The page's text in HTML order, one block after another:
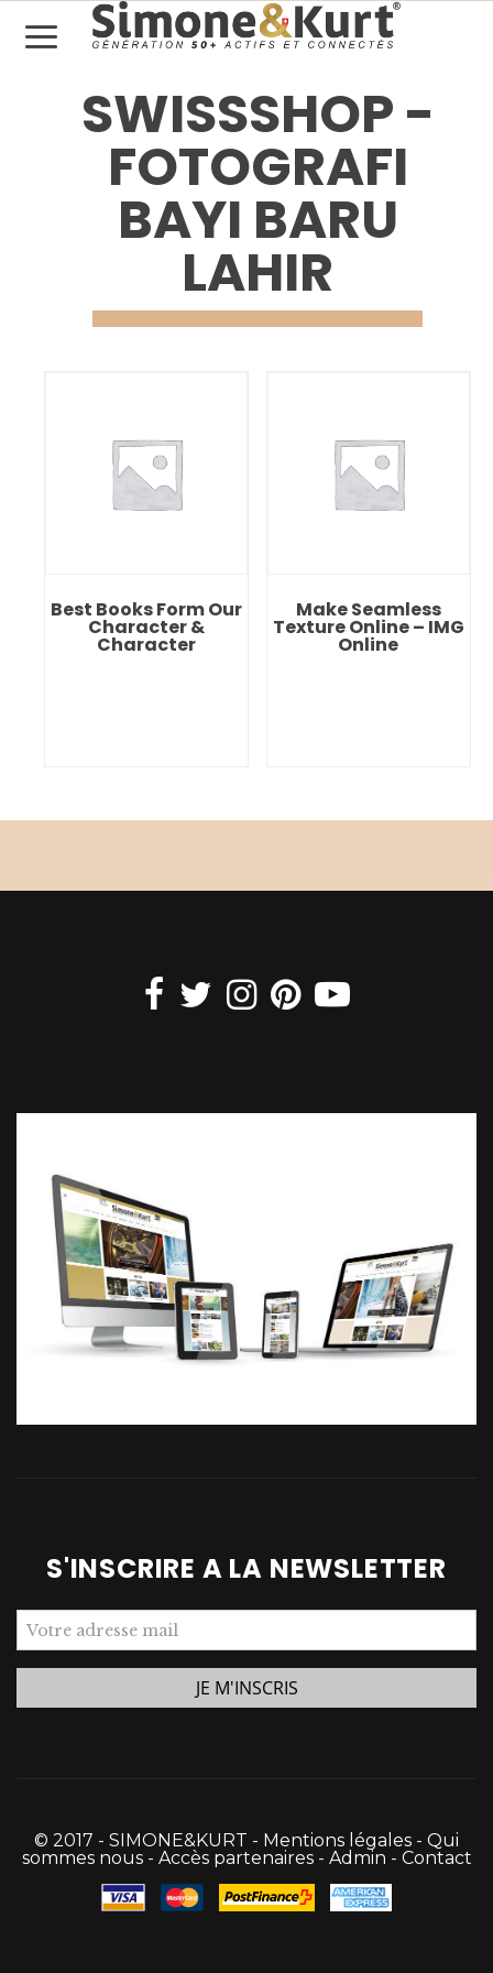
SWISSSHOP -
FOTOGRAFI
BAYI BARU
LAHIR
Best Books Form Our
Character &
Character
Make Seamless
Texture Online – IMG
Online
S'INSCRIRE A LA NEWSLETTER
© 2017 - SIMONE&KURT - Mentions légales - Qui
sommes nous- Accès partenaires- Admin - Contact